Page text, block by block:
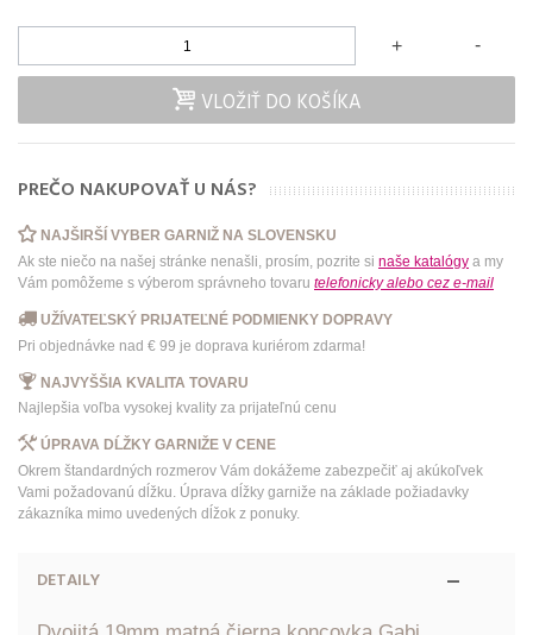
-
+
VLOŽIŤ DO KOŠÍKA
PREČO NAKUPOVAŤ U NÁS?
NAJŠIRŠÍ VYBER GARNIŽ NA SLOVENSKU
Ak ste niečo na našej stránke nenašli, prosím, pozrite si naše katalógy a my
Vám pomôžeme s výberom správneho tovaru telefonicky alebo cez e-mail
UŽÍVATEĽSKÝ PRIJATEĽNÉ PODMIENKY DOPRAVY
Pri objednávke nad € 99 je doprava kuriérom zdarma!
NAJVYŠŠIA KVALITA TOVARU
Najlepšia voľba vysokej kvality za prijateľnú cenu
ÚPRAVA DĹŽKY GARNIŽE V CENE
Okrem štandardných rozmerov Vám dokážeme zabezpečiť aj akúkoľvek
Vami požadovanú dĺžku. Úprava dĺžky garniže na základe požiadavky
zákazníka mimo uvedených dĺžok z ponuky.
DETAILY